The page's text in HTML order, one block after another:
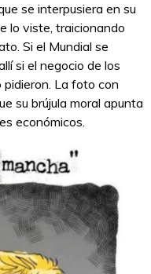
se interpusiera en su
lo viste, traicionando
Si el Mundial se
si el negocio de los
pidieron. La foto con
su brújula moral apunta
económicos.